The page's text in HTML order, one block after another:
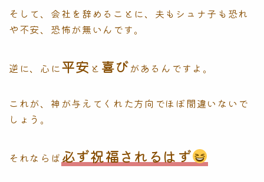
そして、会社を辞めることに、夫もシュナ子も恐れ
や不安、恐怖が無いんです。
逆に、心に平安 と 喜びがあるんですよ。
これが、神が与えてくれた方向でほぼ間違いないで
しょう。
それならば 必ず祝福されるはず